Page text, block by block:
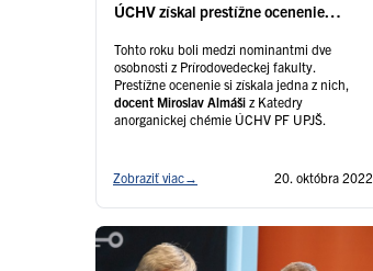
ÚCHV získal prestížne ocenenie
Slovensku do 35 rokov
Tohto roku boli medzi nominantmi dve
osobnosti z Prírodovedeckej fakulty.
Prestížne ocenenie si získala jedna z nich,
docent Miroslav Almáši z Katedry
anorganickej chémie ÚCHV PF UPJŠ.
Zobraziť viac→ 20. októbra 2022